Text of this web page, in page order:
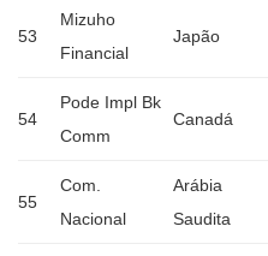
53
Mizuho
Financial
Japão
54
Pode Impl Bk
Comm
Canadá
55
Com.
Nacional
Arábia
Saudita